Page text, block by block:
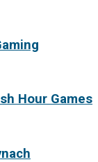
Hour Games